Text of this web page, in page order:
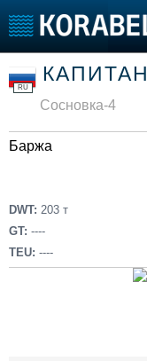
Тип судна
Добавить судно
Добавить проект
Судостроение
Работа
RU
Сосновка-4
Баржа
DWT: 203 т
GT: ----
TEU: ----